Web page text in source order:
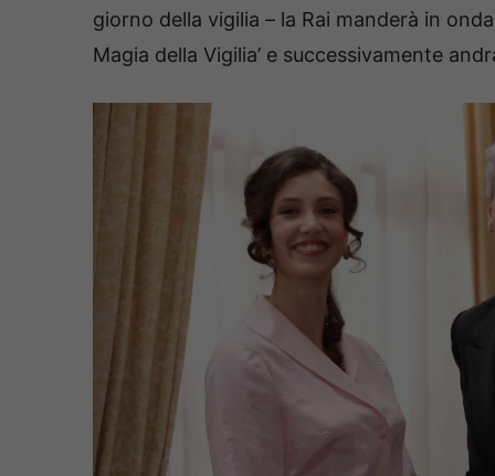
giorno della vigilia – la Rai manderà in
Magia della Vigilia’ e successivamente